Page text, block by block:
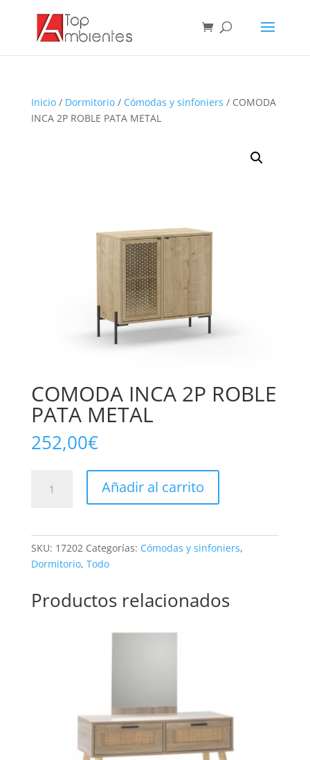
Inicio/ Dormitorio/ Cómodas y sinfoniers / COMODA
INCA 2P ROBLE PATA METAL
COMODA INCA 2P ROBLE
PATA METAL
252,00€
INCA
METAL
Añadir al carrito
SKU: 17202 Categorías: Cómodas y sinfoniers,
Dormitorio, Todo
Productos relacionados